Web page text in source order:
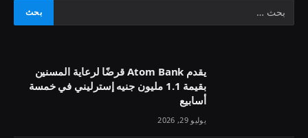
يقدم Atom Bank قرضًا لرعاية المسنين
بقيمة 1.1 مليون جنيه إسترليني في خمسة
أسابيع
يوليو 29, 2026